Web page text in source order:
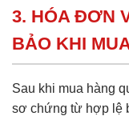
3. HÓA ĐƠN
BẢO KHI
Sau khi mua hàng
sơ chứng từ hợp lệ